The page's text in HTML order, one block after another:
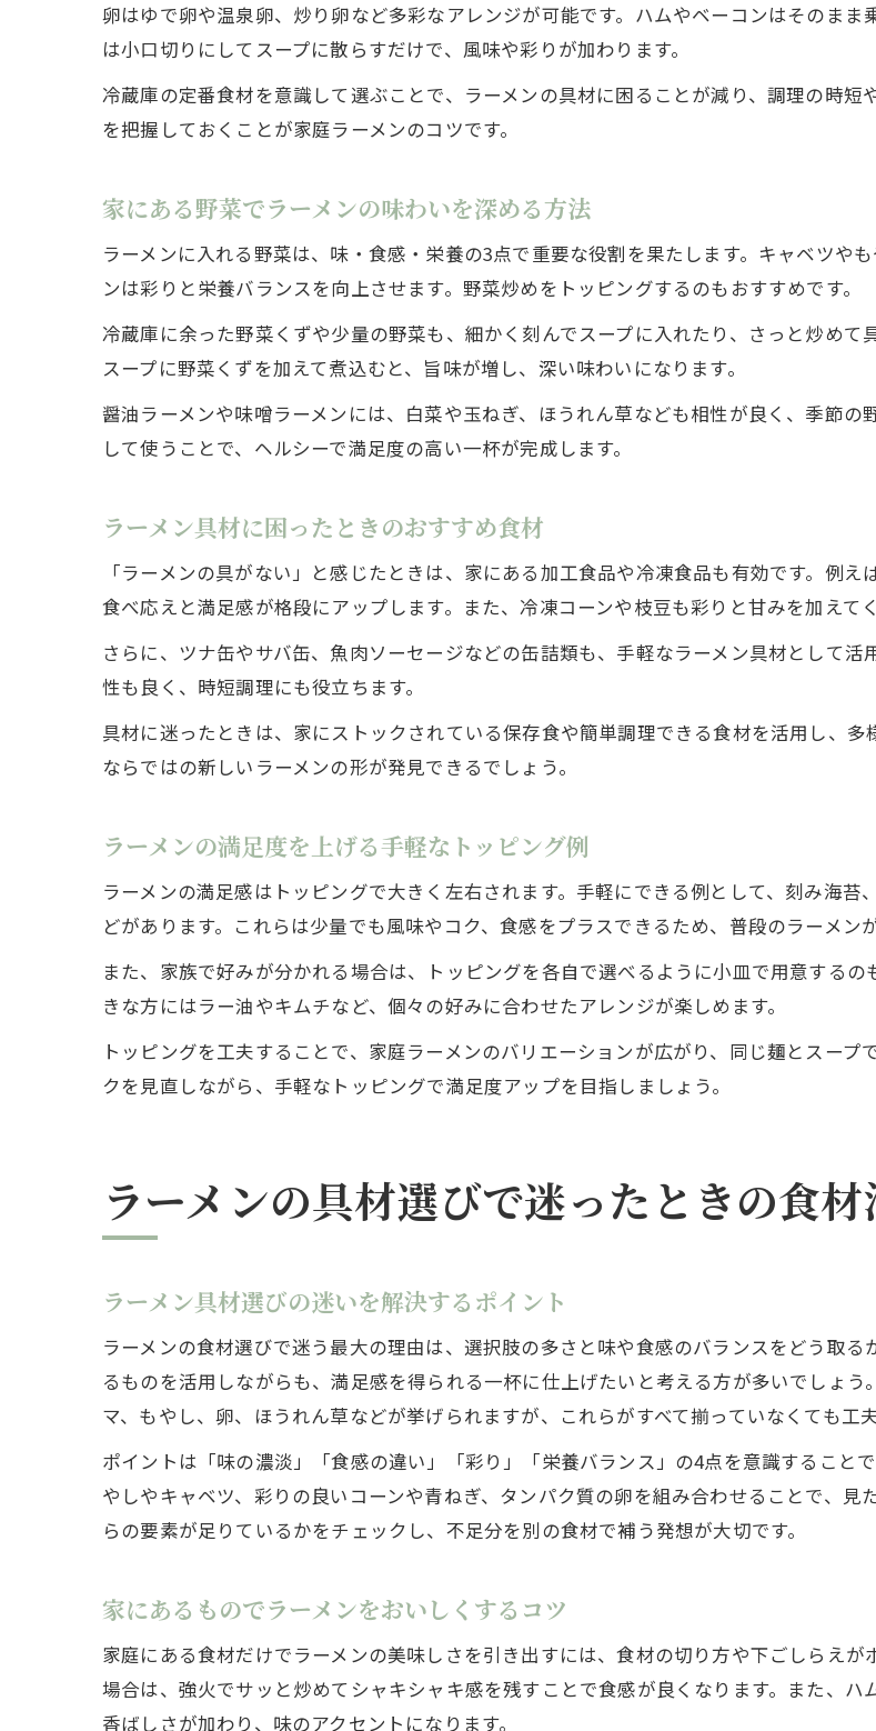
ラーメン食材の野菜で彩りと食感
ラーメンにおすすめの野菜とその
シンプルなラーメンでも満足できる
具材なしラーメンを美味しくする
ラーメンスープと野菜くずの活用レ
家にあるもので作るラーメンの満
醤油ラーメンならではの野菜選びのポイ
醤油ラーメンに合う野菜の選び方
ラーメンの食材で醤油味を引き立て
醤油ラーメンにぴったりな食感の
卵はゆで卵や温泉卵、炒り卵など多彩なアレンジが可能です。ハムやベーコンはそのま
は小口切りにしてスープに散らすだけで、風味や彩りが加わります。
冷蔵庫の定番食材を意識して選ぶことで、ラーメンの具材に困ることが減り、調理の時
を把握しておくことが家庭ラーメンのコツです。
家にある野菜でラーメンの味わいを深める方法
ラーメンに入れる野菜は、味・食感・栄養の3点で重要な役割を果たします。キャベツや
ンは彩りと栄養バランスを向上させます。野菜炒めをトッピングするのもおすすめです。
冷蔵庫に余った野菜くずや少量の野菜も、細かく刻んでスープに入れたり、さっと炒め
スープに野菜くずを加えて煮込むと、旨味が増し、深い味わいになります。
醤油ラーメンや味噌ラーメンには、白菜や玉ねぎ、ほうれん草なども相性が良く、季節
して使うことで、ヘルシーで満足度の高い一杯が完成します。
ラーメン具材に困ったときのおすすめ食材
「ラーメンの具がない」と感じたときは、家にある加工食品や冷凍食品も有効です。例
食べ応えと満足感が格段にアップします。また、冷凍コーンや枝豆も彩りと甘みを加えてく
さらに、ツナ缶やサバ缶、魚肉ソーセージなどの缶詰類も、手軽なラーメン具材として
性も良く、時短調理にも役立ちます。
具材に迷ったときは、家にストックされている保存食や簡単調理できる食材を活用し、
ならではの新しいラーメンの形が発見できるでしょう。
ラーメンの満足度を上げる手軽なトッピング例
ラーメンの満足感はトッピングで大きく左右されます。手軽にできる例として、刻み海
どがあります。これらは少量でも風味やコク、食感をプラスできるため、普段のラーメン
また、家族で好みが分かれる場合は、トッピングを各自で選べるように小皿で用意する
きな方にはラー油やキムチなど、個々の好みに合わせたアレンジが楽しめます。
トッピングを工夫することで、家庭ラーメンのバリエーションが広がり、同じ麺とスー
クを見直しながら、手軽なトッピングで満足度アップを目指しましょう。
ラーメンの具材選びで迷ったときの食
ラーメン具材選びの迷いを解決するポイント
ラーメンの食材選びで迷う最大の理由は、選択肢の多さと味や食感のバランスをどう取
るものを活用しながらも、満足感を得られる一杯に仕上げたいと考える方が多いでしょ
マ、もやし、卵、ほうれん草などが挙げられますが、これらがすべて揃っていなくても工
ポイントは「味の濃淡」「食感の違い」「彩り」「栄養バランス」の4点を意識すること
やしやキャベツ、彩りの良いコーンや青ねぎ、タンパク質の卵を組み合わせることで、
らの要素が足りているかをチェックし、不足分を別の食材で補う発想が大切です。
家にあるものでラーメンをおいしくするコツ
家庭にある食材だけでラーメンの美味しさを引き出すには、食材の切り方や下ごしらえ
場合は、強火でサッと炒めてシャキシャキ感を残すことで食感が良くなります。また、
香ばしさが加わり、味のアクセントになります。